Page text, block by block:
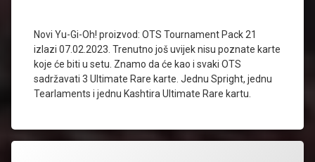
Novi Yu-Gi-Oh! proizvod: OTS Tournament Pack 21
izlazi 07.02.2023. Trenutno još uvijek nisu poznate karte
koje će biti u setu. Znamo da će kao i svaki OTS
sadržavati 3 Ultimate Rare karte. Jednu Spright, jednu
Tearlaments i jednu Kashtira Ultimate Rare kartu.